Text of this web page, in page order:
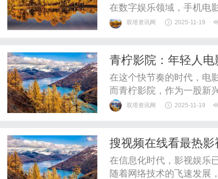
在数字娱乐领域，手机电
和丰富。无论是想在通勤
看电影。只需下载一个应
双塔资讯网 2025-11-19
青柠影院：年轻人
在这个快节奏的时代，电
而青柠影院，作为一股新
吸引着越来越多的年轻观
同，青柠影院更注重影片
双塔资讯网 2025-11-19
搜视频在线看最热
在信息化时代，影视娱乐
随着网络技术的飞速发展